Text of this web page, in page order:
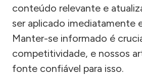
conteúdo relevante e
ser aplicado imediatamente
Manter-se informado é
competitividade, e nossos
fonte confiável para isso.